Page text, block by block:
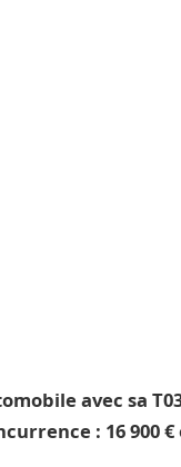
avec sa
: 16 900 €